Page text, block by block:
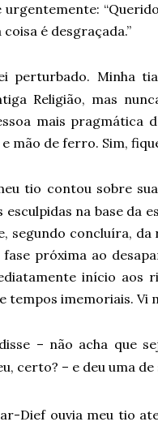
urgentemente:
é desgraçada.”
perturbado. Minha
Religião, mas
mais pragmática
mão de ferro. Sim,
tio contou sobre
esculpidas na base da
segundo concluíra,
próxima ao
início aos
tempos imemoriais. Vi
– não acha que
certo? – e deu uma
Dief ouvia meu tio